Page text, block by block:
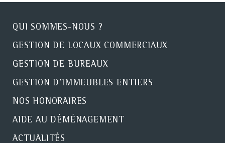
QUI SOMMES-NOUS ?
GESTION DE LOCAUX COMMERCIAUX
GESTION DE BUREAUX
GESTION D'IMMEUBLES ENTIERS
NOS HONORAIRES
AIDE AU DÉMÉNAGEMENT
ACTUALITÉS